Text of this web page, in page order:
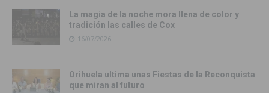
La magia de la noche mora llena de color y
tradición las calles de Cox
16/07/2026
Orihuela ultima unas Fiestas de la Reconquista
que miran al futuro